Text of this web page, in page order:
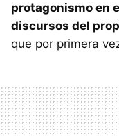
protagonismo en
discursos del
que por primera